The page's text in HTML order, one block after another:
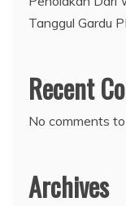
Tanggul Gardu
Recent
No comments
Archives